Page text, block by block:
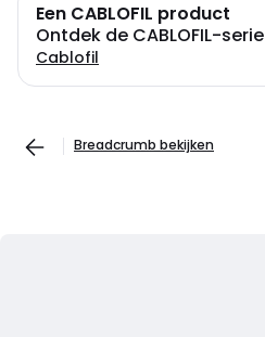
Een CABLOFIL product
Ontdek de CABLOFIL-serie
Cablofil
Breadcrumb bekijken